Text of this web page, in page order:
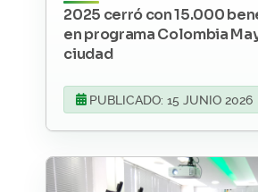
2025 cerró con 15.000
en programa Colombia
ciudad
PUBLICADO: 15 JUNIO 2026